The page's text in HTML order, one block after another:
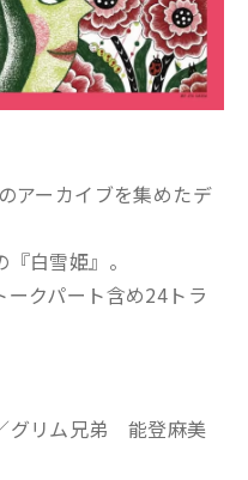
アーカイブを集めたデ
白雪姫』。
クパート含め24トラ
グリム兄弟 能登麻美